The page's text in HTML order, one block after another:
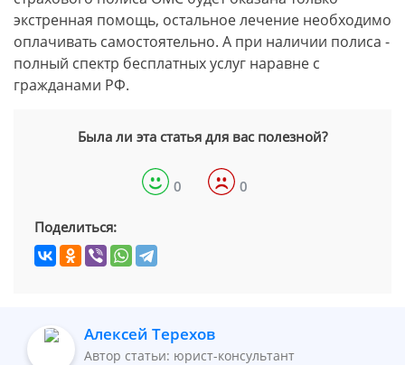
экстренная помощь, остальное лечение необходимо
оплачивать самостоятельно. А при наличии полиса -
полный спектр бесплатных услуг наравне с
гражданами РФ.
Была ли эта статья для вас полезной?
0 0
Поделиться:
Алексей Терехов
Автор статьи: юрист-консультант